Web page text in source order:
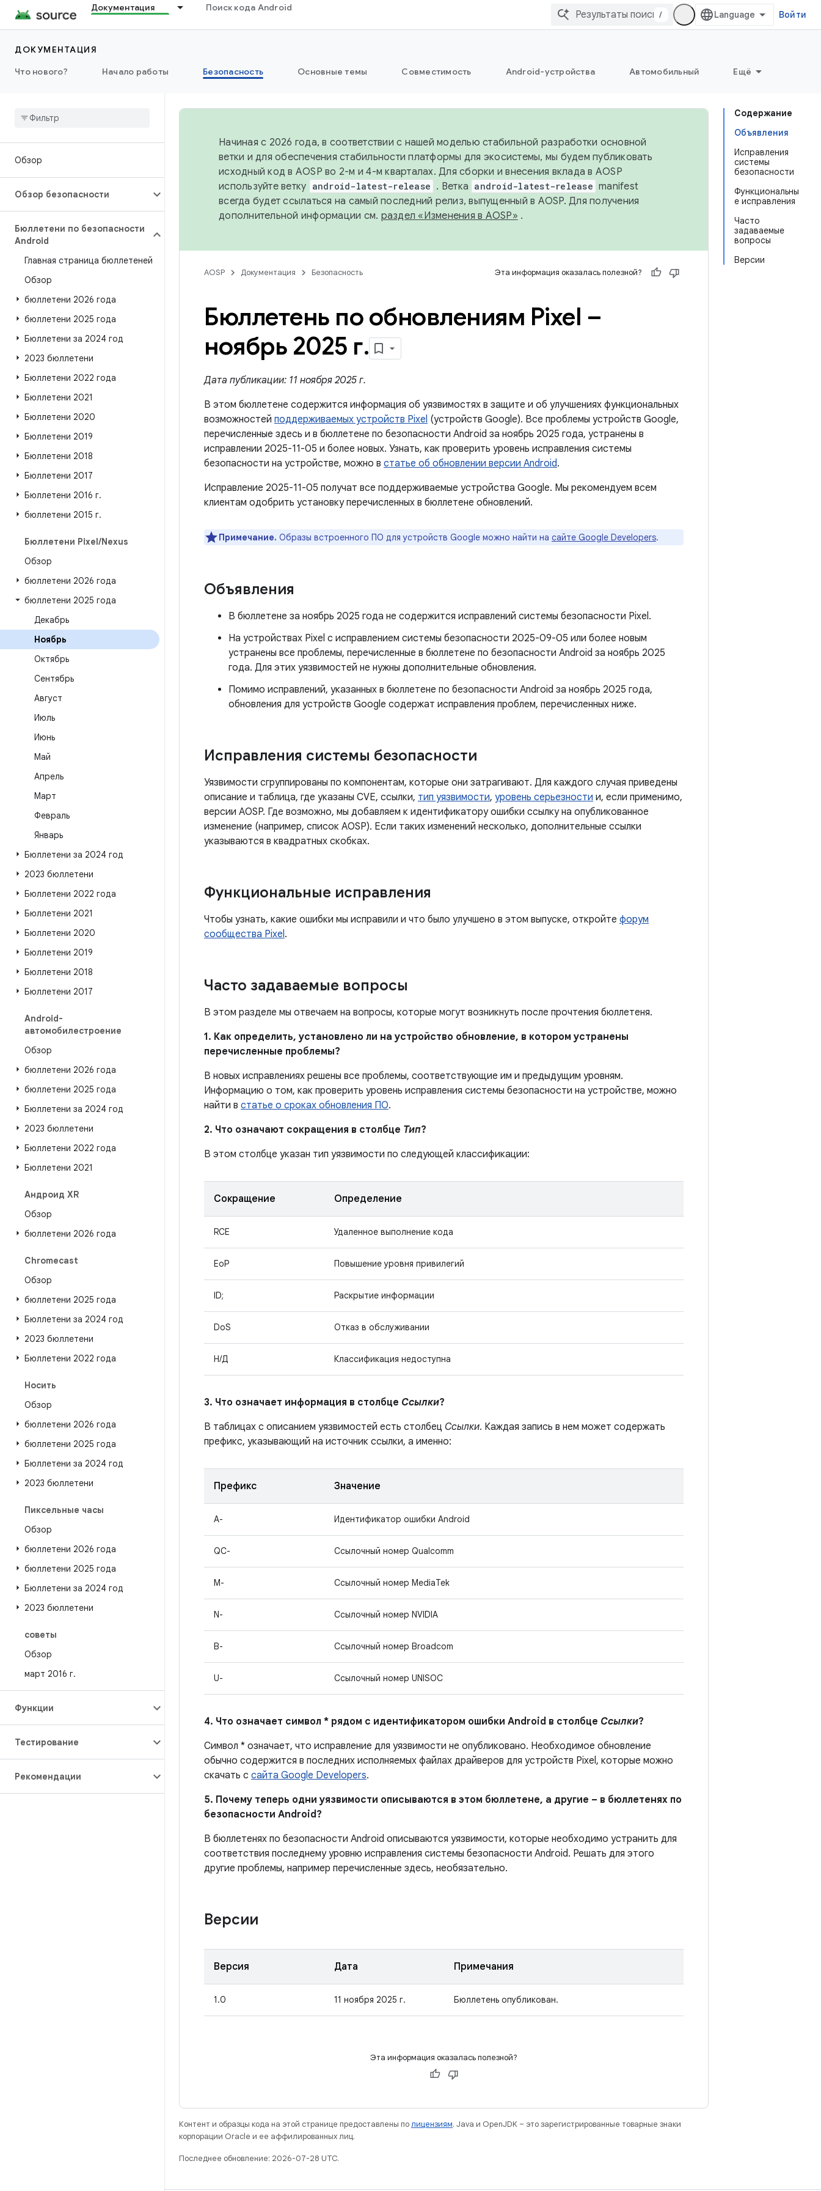
Документация Поиск кода Android
/ Войти
ДОКУМЕНТАЦИЯ
Что нового?
Начало работы Безопасность Основные темы Совместимость Android-устройства Автомобильный Ещё
Обзор
Обзор безопасности
Бюллетени по безопасности
Android
Главная страница бюллетеней
Обзор
бюллетени 2026 года
бюллетени 2025 года
Бюллетени за 2024 год
2023 бюллетени
Бюллетени 2022 года
Бюллетени 2021
Бюллетени 2020
Бюллетени 2019
Бюллетени 2018
Бюллетени 2017
Бюллетени 2016 г.
бюллетени 2015 г.
Бюллетени Pixel/Nexus
Обзор
бюллетени 2026 года
бюллетени 2025 года
Декабрь
Ноябрь
Октябрь
Сентябрь
Август
Июль
Июнь
Май
Апрель
Март
Февраль
Январь
Бюллетени за 2024 год
2023 бюллетени
Бюллетени 2022 года
Бюллетени 2021
Бюллетени 2020
Бюллетени 2019
Бюллетени 2018
Бюллетени 2017
Android-
автомобилестроение
Обзор
бюллетени 2026 года
бюллетени 2025 года
Бюллетени за 2024 год
2023 бюллетени
Бюллетени 2022 года
Бюллетени 2021
Андроид XR
Обзор
бюллетени 2026 года
Chromecast
Обзор
бюллетени 2025 года
Бюллетени за 2024 год
2023 бюллетени
Бюллетени 2022 года
Носить
Обзор
бюллетени 2026 года
бюллетени 2025 года
Бюллетени за 2024 год
2023 бюллетени
Пиксельные часы
Обзор
бюллетени 2026 года
бюллетени 2025 года
Бюллетени за 2024 год
2023 бюллетени
советы
Обзор
март 2016 г.
Функции
Тестирование
Рекомендации
Содержание
Объявления
Исправления
системы
безопасности
Функциональны
е исправления
Часто
задаваемые
вопросы
Версии
Начиная с 2026 года, в соответствии с нашей моделью стабильной разработки основной
ветки и для обеспечения стабильности платформы для экосистемы, мы будем публиковать
исходный код в AOSP во 2-м и 4-м кварталах. Для сборки и внесения вклада в AOSP
используйте ветку android-latest-release . Ветка android-latest-release manifest
всегда будет ссылаться на самый последний релиз, выпущенный в AOSP. Для получения
дополнительной информации см. раздел «Изменения в AOSP» .
AOSP Документация Безопасность Эта информация оказалась полезной?
Бюллетень по обновлениям Pixel –
ноябрь 2025 г.
Дата публикации: 11 ноября 2025 г.
В этом бюллетене содержится информация об уязвимостях в защите и об улучшениях функциональных
возможностей поддерживаемых устройств Pixel (устройств Google). Все проблемы устройств Google,
перечисленные здесь и в бюллетене по безопасности Android за ноябрь 2025 года, устранены в
исправлении 2025-11-05 и более новых. Узнать, как проверить уровень исправления системы
безопасности на устройстве, можно в статье об обновлении версии Android.
Исправление 2025-11-05 получат все поддерживаемые устройства Google. Мы рекомендуем всем
клиентам одобрить установку перечисленных в бюллетене обновлений.
Примечание. Образы встроенного ПО для устройств Google можно найти на сайте Google Developers.
Объявления
В бюллетене за ноябрь 2025 года не содержится исправлений системы безопасности Pixel.
На устройствах Pixel с исправлением системы безопасности 2025-09-05 или более новым
устранены все проблемы, перечисленные в бюллетене по безопасности Android за ноябрь 2025
года. Для этих уязвимостей не нужны дополнительные обновления.
Помимо исправлений, указанных в бюллетене по безопасности Android за ноябрь 2025 года,
обновления для устройств Google содержат исправления проблем, перечисленных ниже.
Исправления системы безопасности
Уязвимости сгруппированы по компонентам, которые они затрагивают. Для каждого случая приведены
описание и таблица, где указаны CVE, ссылки, тип уязвимости, уровень серьезности и, если применимо,
версии AOSP. Где возможно, мы добавляем к идентификатору ошибки ссылку на опубликованное
изменение (например, список AOSP). Если таких изменений несколько, дополнительные ссылки
указываются в квадратных скобках.
Функциональные исправления
Чтобы узнать, какие ошибки мы исправили и что было улучшено в этом выпуске, откройте форум
сообщества Pixel.
Часто задаваемые вопросы
В этом разделе мы отвечаем на вопросы, которые могут возникнуть после прочтения бюллетеня.
1. Как определить, установлено ли на устройство обновление, в котором устранены
перечисленные проблемы?
В новых исправлениях решены все проблемы, соответствующие им и предыдущим уровням.
Информацию о том, как проверить уровень исправления системы безопасности на устройстве, можно
найти в статье о сроках обновления ПО.
2. Что означают сокращения в столбце Тип?
В этом столбце указан тип уязвимости по следующей классификации:
Сокращение Определение
RCE Удаленное выполнение кода
EoP Повышение уровня привилегий
ID; Раскрытие информации
DoS Отказ в обслуживании
Н/Д Классификация недоступна
3. Что означает информация в столбце Ссылки?
В таблицах с описанием уязвимостей есть столбец Ссылки. Каждая запись в нем может содержать
префикс, указывающий на источник ссылки, а именно:
Префикс Значение
A- Идентификатор ошибки Android
QC- Ссылочный номер Qualcomm
M- Ссылочный номер MediaTek
N- Ссылочный номер NVIDIA
B- Ссылочный номер Broadcom
U- Ссылочный номер UNISOC
4. Что означает символ * рядом с идентификатором ошибки Android в столбце Ссылки?
Символ * означает, что исправление для уязвимости не опубликовано. Необходимое обновление
обычно содержится в последних исполняемых файлах драйверов для устройств Pixel, которые можно
скачать с сайта Google Developers.
5. Почему теперь одни уязвимости описываются в этом бюллетене, а другие – в бюллетенях по
безопасности Android?
В бюллетенях по безопасности Android описываются уязвимости, которые необходимо устранить для
соответствия последнему уровню исправления системы безопасности Android. Решать для этого
другие проблемы, например перечисленные здесь, необязательно.
Версии
Версия Дата Примечания
1.0 11 ноября 2025 г. Бюллетень опубликован.
Эта информация оказалась полезной?
Контент и образцы кода на этой странице предоставлены полицензиям. Java и OpenJDK – это зарегистрированные товарные знаки
корпорации Oracle и ее аффилированных лиц.
Последнее обновление: 2026-07-28 UTC.